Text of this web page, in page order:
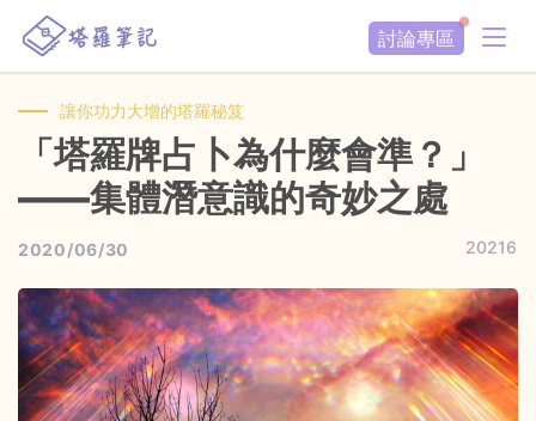
討論專區
讓你功力大增的塔羅秘笈
「塔羅牌占卜為什麼會準？」
——集體潛意識的奇妙之處
2020/06/30 20216